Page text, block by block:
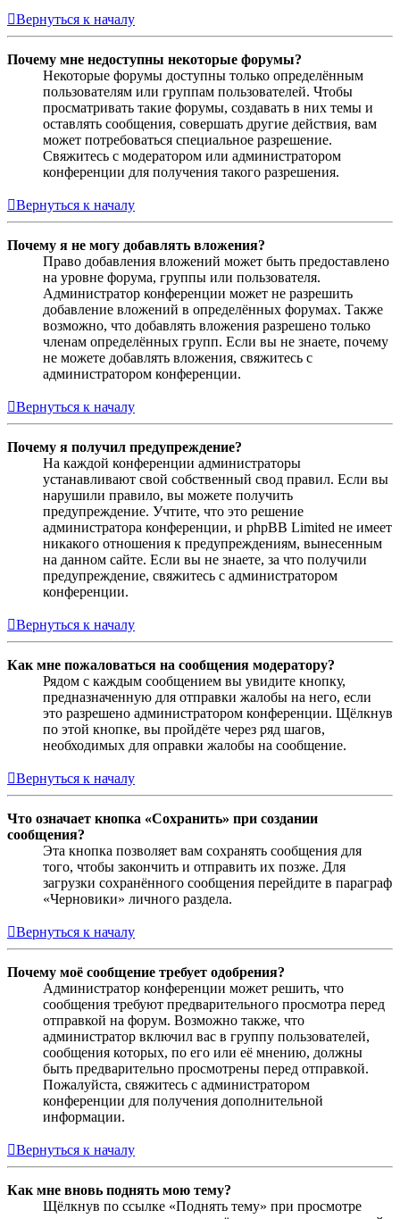
Вернуться к началу
Почему мне недоступны некоторые форумы?
Некоторые форумы доступны только определённым
пользователям или группам пользователей. Чтобы
просматривать такие форумы, создавать в них темы и
оставлять сообщения, совершать другие действия, вам
может потребоваться специальное разрешение.
Свяжитесь с модератором или администратором
конференции для получения такого разрешения.
Вернуться к началу
Почему я не могу добавлять вложения?
Право добавления вложений может быть предоставлено
на уровне форума, группы или пользователя.
Администратор конференции может не разрешить
добавление вложений в определённых форумах. Также
возможно, что добавлять вложения разрешено только
членам определённых групп. Если вы не знаете, почему
не можете добавлять вложения, свяжитесь с
администратором конференции.
Вернуться к началу
Почему я получил предупреждение?
На каждой конференции администраторы
устанавливают свой собственный свод правил. Если вы
нарушили правило, вы можете получить
предупреждение. Учтите, что это решение
администратора конференции, и phpBB Limited не имеет
никакого отношения к предупреждениям, вынесенным
на данном сайте. Если вы не знаете, за что получили
предупреждение, свяжитесь с администратором
конференции.
Вернуться к началу
Как мне пожаловаться на сообщения модератору?
Рядом с каждым сообщением вы увидите кнопку,
предназначенную для отправки жалобы на него, если
это разрешено администратором конференции. Щёлкнув
по этой кнопке, вы пройдёте через ряд шагов,
необходимых для оправки жалобы на сообщение.
Вернуться к началу
Что означает кнопка «Сохранить» при создании
сообщения?
Эта кнопка позволяет вам сохранять сообщения для
того, чтобы закончить и отправить их позже. Для
загрузки сохранённого сообщения перейдите в параграф
«Черновики» личного раздела.
Вернуться к началу
Почему моё сообщение требует одобрения?
Администратор конференции может решить, что
сообщения требуют предварительного просмотра перед
отправкой на форум. Возможно также, что
администратор включил вас в группу пользователей,
сообщения которых, по его или её мнению, должны
быть предварительно просмотрены перед отправкой.
Пожалуйста, свяжитесь с администратором
конференции для получения дополнительной
информации.
Вернуться к началу
Как мне вновь поднять мою тему?
Щёлкнув по ссылке «Поднять тему» при просмотре